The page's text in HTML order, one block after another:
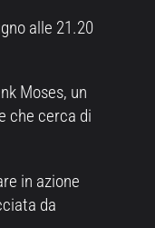
alle 21.20
Moses, un
che cerca di
in azione
da